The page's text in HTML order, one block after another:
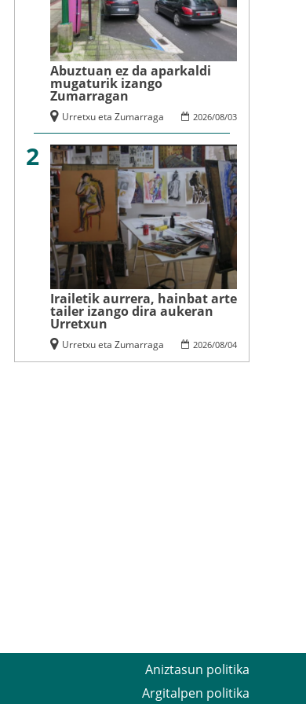
Abuztuan ez da aparkaldi
mugaturik izango
Zumarragan
2026/08/03
Urretxu eta Zumarraga
2
Irailetik aurrera, hainbat arte
tailer izango dira aukeran
Urretxun
2026/08/04
Urretxu eta Zumarraga
Aniztasun politika
Argitalpen politika